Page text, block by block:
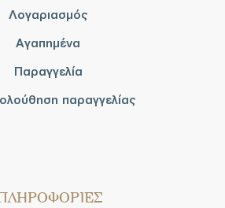
Λογαριασμός
Αγαπημένα
Παραγγελία
παραγγελίας